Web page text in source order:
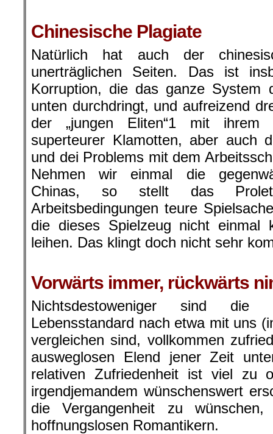
Chinesische Plagiate
Natürlich hat auch der
unerträglichen Seiten. Das ist
Korruption, die das ganze System
unten durchdringt, und aufreizend
der „jungen Eliten“1 mit ihrem
superteurer Klamotten, aber auch
und dei Problems mit dem
Nehmen wir einmal die
Chinas, so stellt das
Arbeitsbedingungen teure
die dieses Spielzeug nicht einmal
leihen. Das klingt doch nicht sehr
Vorwärts immer, rückwärts
Nichtsdestoweniger sind
Lebensstandard nach etwa mit uns
vergleichen sind, vollkommen
ausweglosen Elend jener Zeit
relativen Zufriedenheit ist viel zu
irgendjemandem wünschenswert
die Vergangenheit zu
hoffnungslosen Romantikern.